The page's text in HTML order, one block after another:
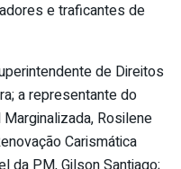
e traficantes de
de Direitos
a representante do
Rosilene
Carismática